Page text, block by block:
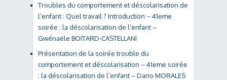
Troubles du comportement et déscolarisation de
l’enfant : Quel travail ? Introduction – 41eme
soirée : la déscolarisation de l’enfant –
Gwénaële BOITARD-CASTELLANI
Présentation de la soirée trouble du
comportement et déscolarisation – 41eme soirée
: la déscolarisation de l’enfant – Dario MORALES